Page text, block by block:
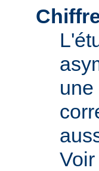
Voir